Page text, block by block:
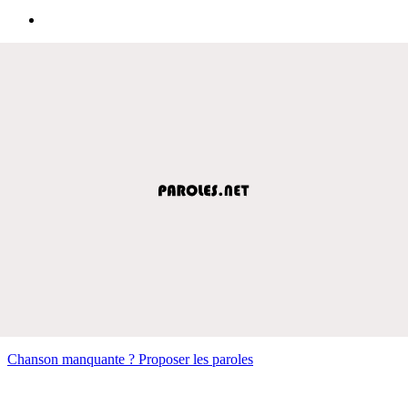
Chanson manquante ? Proposer les paroles